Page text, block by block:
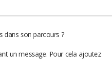
dans son parcours ?
un message. Pour cela ajoutez